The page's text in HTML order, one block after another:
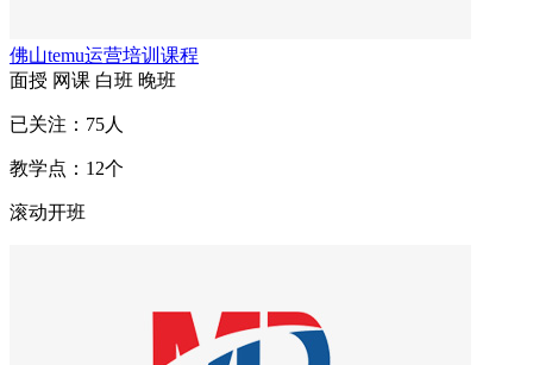
佛山temu运营培训课程
面授 网课 白班 晚班
已关注： 75人
教学点： 12个
滚动开班